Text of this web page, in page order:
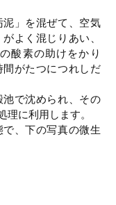
」を混ぜて、空気
よく混じりあい、
酸素の助けをかり
がたつにつれしだ
で沈められ、その
理に利用します。
、下の写真の微生